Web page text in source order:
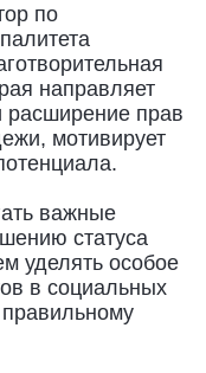
по
направляет
расширение прав
мотивирует
важные
статуса
уделять особое
в социальных